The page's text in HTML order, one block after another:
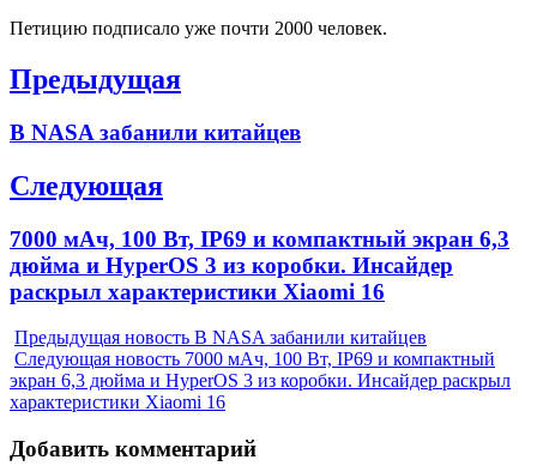
Петицию подписало уже почти 2000 человек.
Навигация
записям
Предыдущая
Previous
В NASA забанили китайцев
Следующая
Next
post:
7000 мАч, 100 Вт, IP69 и компактный экран 6,3
дюйма и HyperOS 3 из коробки. Инсайдер
раскрыл характеристики Xiaomi 16
Предыдущая новость В NASA забанили китайцев
Следующая новость 7000 мАч, 100 Вт, IP69 и компактный
экран 6,3 дюйма и HyperOS 3 из коробки. Инсайдер раскрыл
характеристики Xiaomi 16
Добавить комментарий